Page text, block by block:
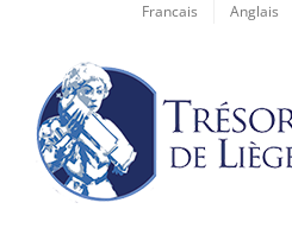
contenu
Francais Anglais